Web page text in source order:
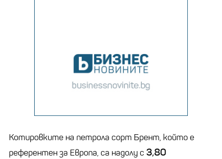
Котировките на петрола сорт Брент, който е
референтен за Европа, са надолу с 3,80